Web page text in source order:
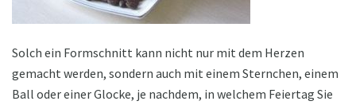
Solch ein Formschnitt kann nicht nur mit dem Herzen
gemacht werden, sondern auch mit einem Sternchen, einem
Ball oder einer Glocke, je nachdem, in welchem ​​Feiertag Sie